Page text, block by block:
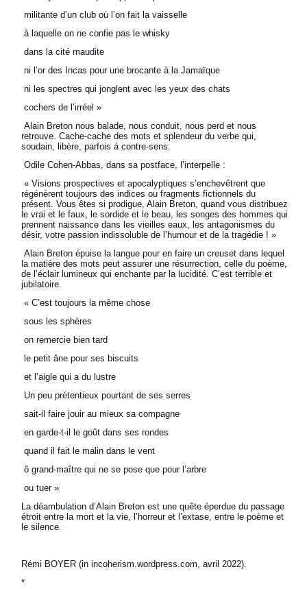
militante d’un club où l’on fait la vaisselle
à laquelle on ne confie pas le whisky
dans la cité maudite
ni l’or des Incas pour une brocante à la Jamaïque
ni les spectres qui jonglent avec les yeux des chats
cochers de l’irréel »
Alain Breton nous balade, nous conduit, nous perd et nous
retrouve. Cache-cache des mots et splendeur du verbe qui,
soudain, libère, parfois à contre-sens.
Odile Cohen-Abbas, dans sa postface, l’interpelle :
« Visions prospectives et apocalyptiques s’enchevêtrent que
régénèrent toujours des indices ou fragments fictionnels du
présent. Vous êtes si prodigue, Alain Breton, quand vous distribuez
le vrai et le faux, le sordide et le beau, les songes des hommes qui
prennent naissance dans les vieilles eaux, les antagonismes du
désir, votre passion indissoluble de l’humour et de la tragédie ! »
Alain Breton épuise la langue pour en faire un creuset dans lequel
la matière des mots peut assurer une résurrection, celle du poème,
de l’éclair lumineux qui enchante par la lucidité. C’est terrible et
jubilatoire.
« C’est toujours la même chose
sous les sphères
on remercie bien tard
le petit âne pour ses biscuits
et l’aigle qui a du lustre
Un peu prétentieux pourtant de ses serres
sait-il faire jouir au mieux sa compagne
en garde-t-il le goût dans ses rondes
quand il fait le malin dans le vent
ô grand-maître qui ne se pose que pour l’arbre
ou tuer »
La déambulation d’Alain Breton est une quête éperdue du passage
étroit entre la mort et la vie, l’horreur et l’extase, entre le poème et
le silence.
Rémi BOYER (in incoherism.wordpress.com, avril 2022).
*